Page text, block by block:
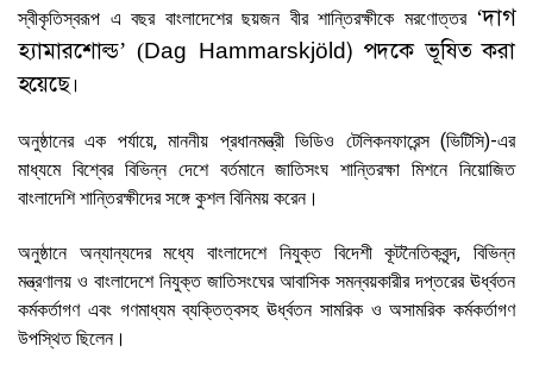
স্বীকৃতিস্বরূপ এ বছর বাংলাদেশের ছয়জন বীর শান্তিরক্ষীকে মরণোত্তর ‘দাগ
হ্যামারশোল্ড’ (Dag Hammarskjöld) পদকে ভূষিত করা
হয়েছে।
অনুষ্ঠানের এক পর্যায়ে, মাননীয় প্রধানমন্ত্রী ভিডিও টেলিকনফারেন্স (ভিটিসি)-এর
মাধ্যমে বিশ্বের বিভিন্ন দেশে বর্তমানে জাতিসংঘ শান্তিরক্ষা মিশনে নিয়োজিত
বাংলাদেশি শান্তিরক্ষীদের সঙ্গে কুশল বিনিময় করেন।
অনুষ্ঠানে অন্যান্যদের মধ্যে বাংলাদেশে নিযুক্ত বিদেশী কূটনৈতিকবৃন্দ, বিভিন্ন
মন্ত্রণালয় ও বাংলাদেশে নিযুক্ত জাতিসংঘের আবাসিক সমন্বয়কারীর দপ্তরের ঊর্ধ্বতন
কর্মকর্তাগণ এবং গণমাধ্যম ব্যক্তিত্বসহ ঊর্ধ্বতন সামরিক ও অসামরিক কর্মকর্তাগণ
উপস্থিত ছিলেন।